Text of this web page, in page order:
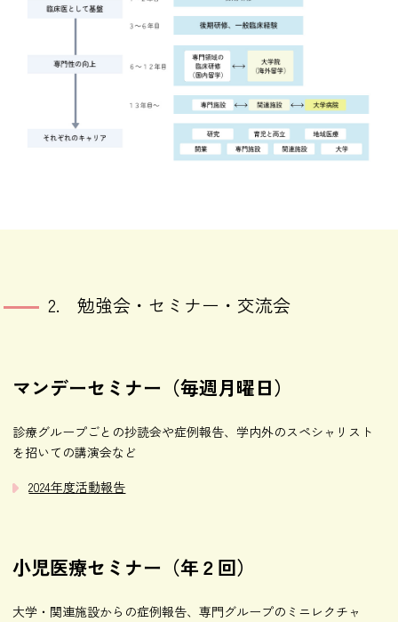
2. 勉強会・セミナー・交流会
マンデーセミナー（毎週月曜日）
診療グループごとの抄読会や症例報告、学内外のスペシャリスト
を招いての講演会など
2024年度活動報告
小児医療セミナー（年２回）
大学・関連施設からの症例報告、専門グループのミニレクチャ